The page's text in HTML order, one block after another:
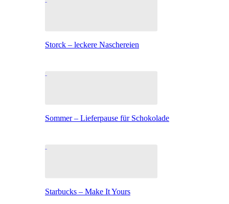
Storck – leckere Naschereien
Sommer – Lieferpause für Schokolade
Starbucks – Make It Yours